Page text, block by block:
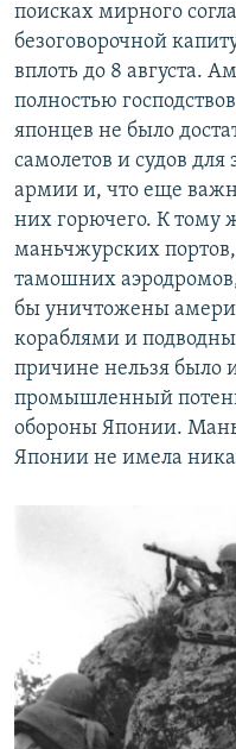
поисках мирного
безоговорочной
вплоть до 8 августа.
полностью
японцев не было
самолетов и судов
армии и, что еще
них горючего. К тому
маньчжурских
тамошних
бы уничтожены
кораблями и
причине нельзя было
промышленный
обороны Японии.
Японии не имела